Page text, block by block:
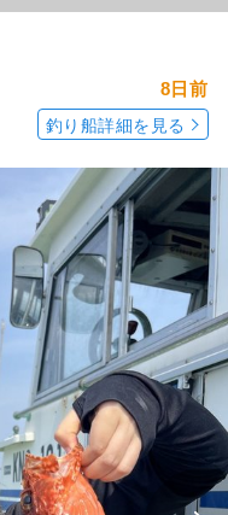
8日前
釣り船詳細を見る